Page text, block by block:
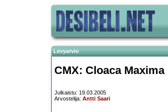
Levyarvio
CMX: Cloaca Maxima
Julkaistu: 19.03.2005
Arvostelija: Antti Saari